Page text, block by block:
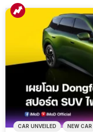
CAR UNVEILED NEW CAR